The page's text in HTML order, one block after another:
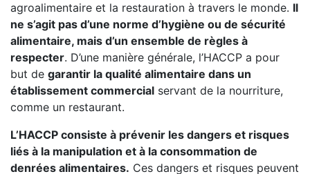
agroalimentaire et la restauration à travers le monde. Il
ne s’agit pas d’une norme d’hygiène ou de sécurité
alimentaire, mais d’un ensemble de règles à
respecter. D’une manière générale, l’HACCP a pour
but de garantir la qualité alimentaire dans un
établissement commercial servant de la nourriture,
comme un restaurant.
L’HACCP consiste à prévenir les dangers et risques
liés à la manipulation et à la consommation de
denrées alimentaires. Ces dangers et risques peuvent